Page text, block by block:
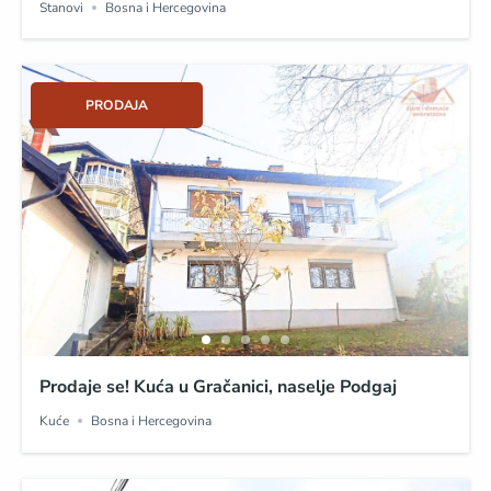
Stanovi Bosna i Hercegovina
PRODAJA
Prodaje se! Kuća u Gračanici, naselje Podgaj
Kuće Bosna i Hercegovina